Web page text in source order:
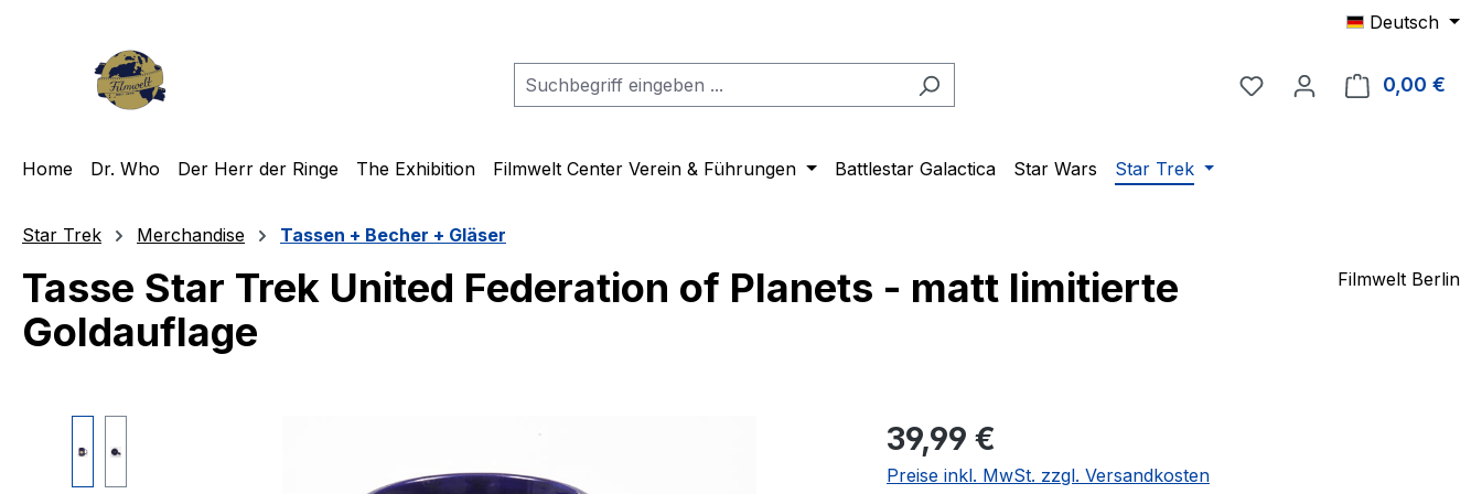
Deutsch
Du hast 0 Produkte auf
0,00 €
Home Dr. Who Der Herr der Ringe The Exhibition Filmwelt Center Verein & Führungen Battlestar Galactica Star Wars Star Trek
Star Trek Merchandise Tassen + Becher + Gläser
Tasse Star Trek United Federation of Planets - matt limitierte
Goldauflage
Filmwelt Berlin
Regulärer Preis:
39,99 €
Preise inkl. MwSt. zzgl. Versandkosten